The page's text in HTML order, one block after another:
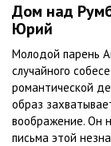
Дом над
Юрий
Молодой парень
случайного
романтической
образ
воображение. Он
письма этой